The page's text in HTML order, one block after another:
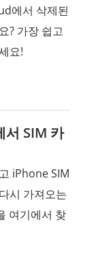
에서 삭제된
? 가장 쉽고
요!
서 SIM 카
iPhone SIM
시 가져오는
여기에서 찾